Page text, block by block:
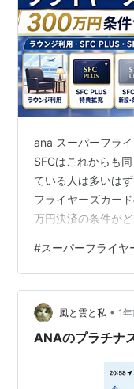
ana スーパーフラ
SFCはこれからも
ている人は多いは
フライヤーズカー
万円決済の条件が
ウンジ利用やスタ
考え方までまとめ
やすくなるはずで
は、ANA公式の制
カード案内、ANA
#スーパーフライヤ
風と雲と私 • 1
ANAのプラチナ